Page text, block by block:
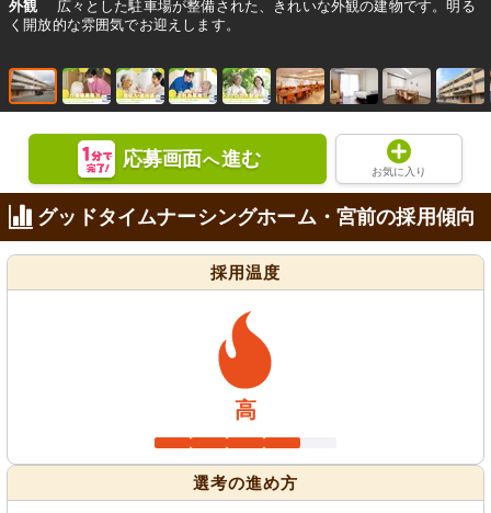
外観
広々とした駐車場が整備された、きれいな外観の建物です。明る
く開放的な雰囲気でお迎えします。
応募画面へ進む
お気に入り
グッドタイムナーシングホーム・宮前の採用傾向
採用温度
高
選考の進め方